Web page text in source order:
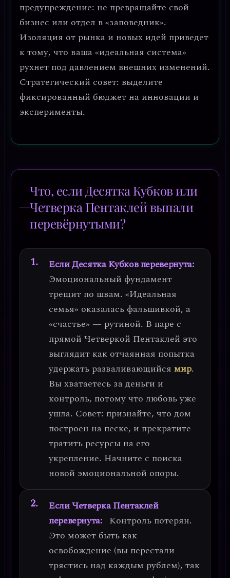
предупреждение: не превращайте свой
бизнес или отдел в «заповедник».
Изоляция от рынка и новых идей приведет
к тому, что ваша «идеальная система»
рухнет под давлением внешних изменений.
Стратегический совет: выделите
фиксированный бюджет на инновации и
эксперименты.
Что, если Десятка Кубков или
Четверка Пентаклей выпали
перевёрнутыми?
Если Десятка Кубков перевернута:
Эмоциональный фундамент
трещит по швам. «Идеальная
семья» оказалась фальшивкой, а
«счастье» — рутиной. В паре с
прямой Четверкой Пентаклей это
выглядит как отчаянная попытка
удержать разваливающийся мир.
Вы хватаетесь за деньги и
контроль, потому что любовь уже
ушла. Совет: признайте, что дом
построен на песке, и прекратите
тратить ресурсы на его
укрепление. Начните с поиска
новой эмоциональной опоры.
Если Четверка Пентаклей
перевернута: Контроль потерян.
Это может быть как
освобождение (вы перестали
трястись над каждым рублем), так